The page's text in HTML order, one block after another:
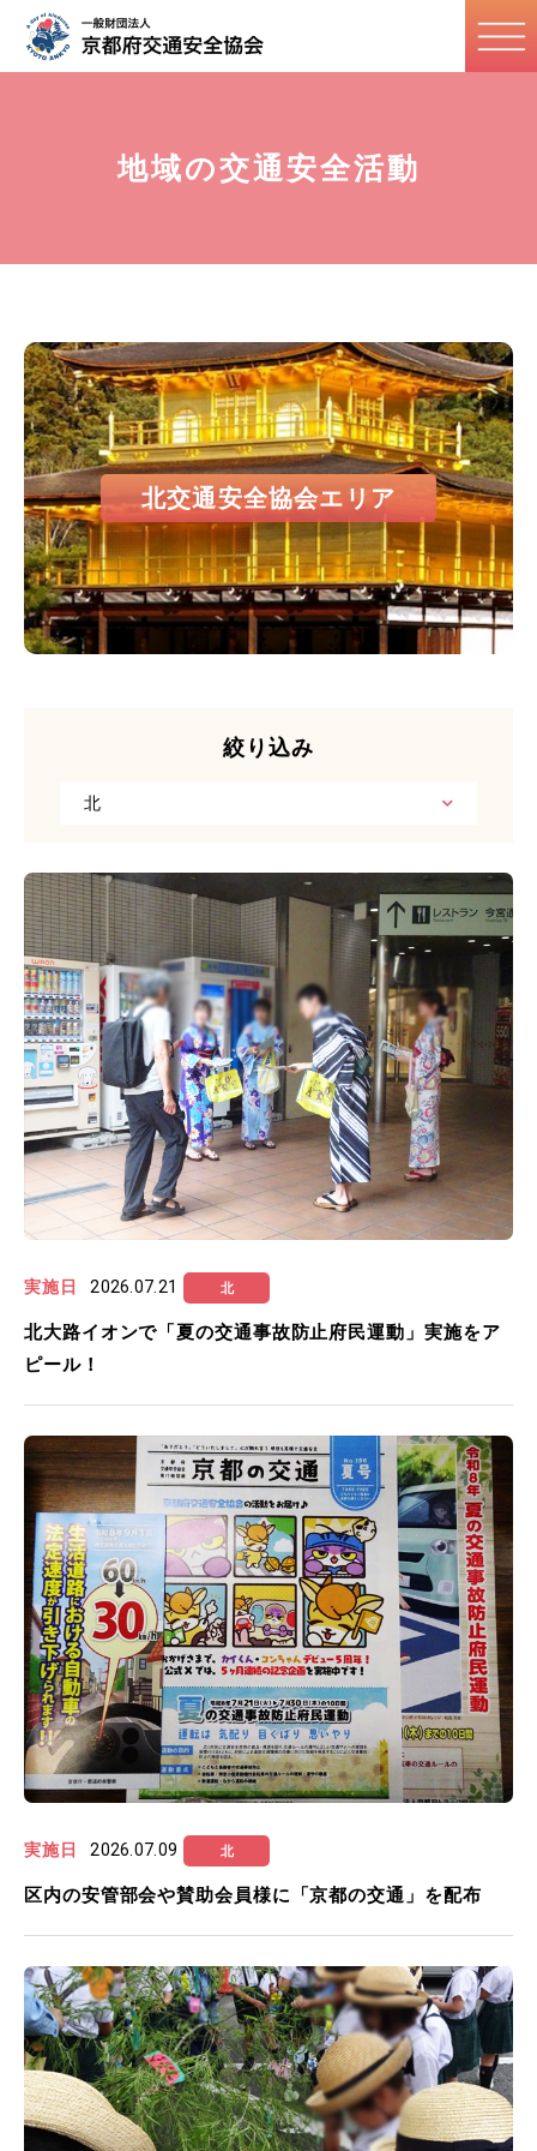
地域の交通安全活動
北交通安全協会エリア
絞り込み
北
実施日 2026.07.21 北
北大路イオンで「夏の交通事故防止府民運動」実施をア
ピール！
実施日 2026.07.09 北
区内の安管部会や賛助会員様に「京都の交通」を配布